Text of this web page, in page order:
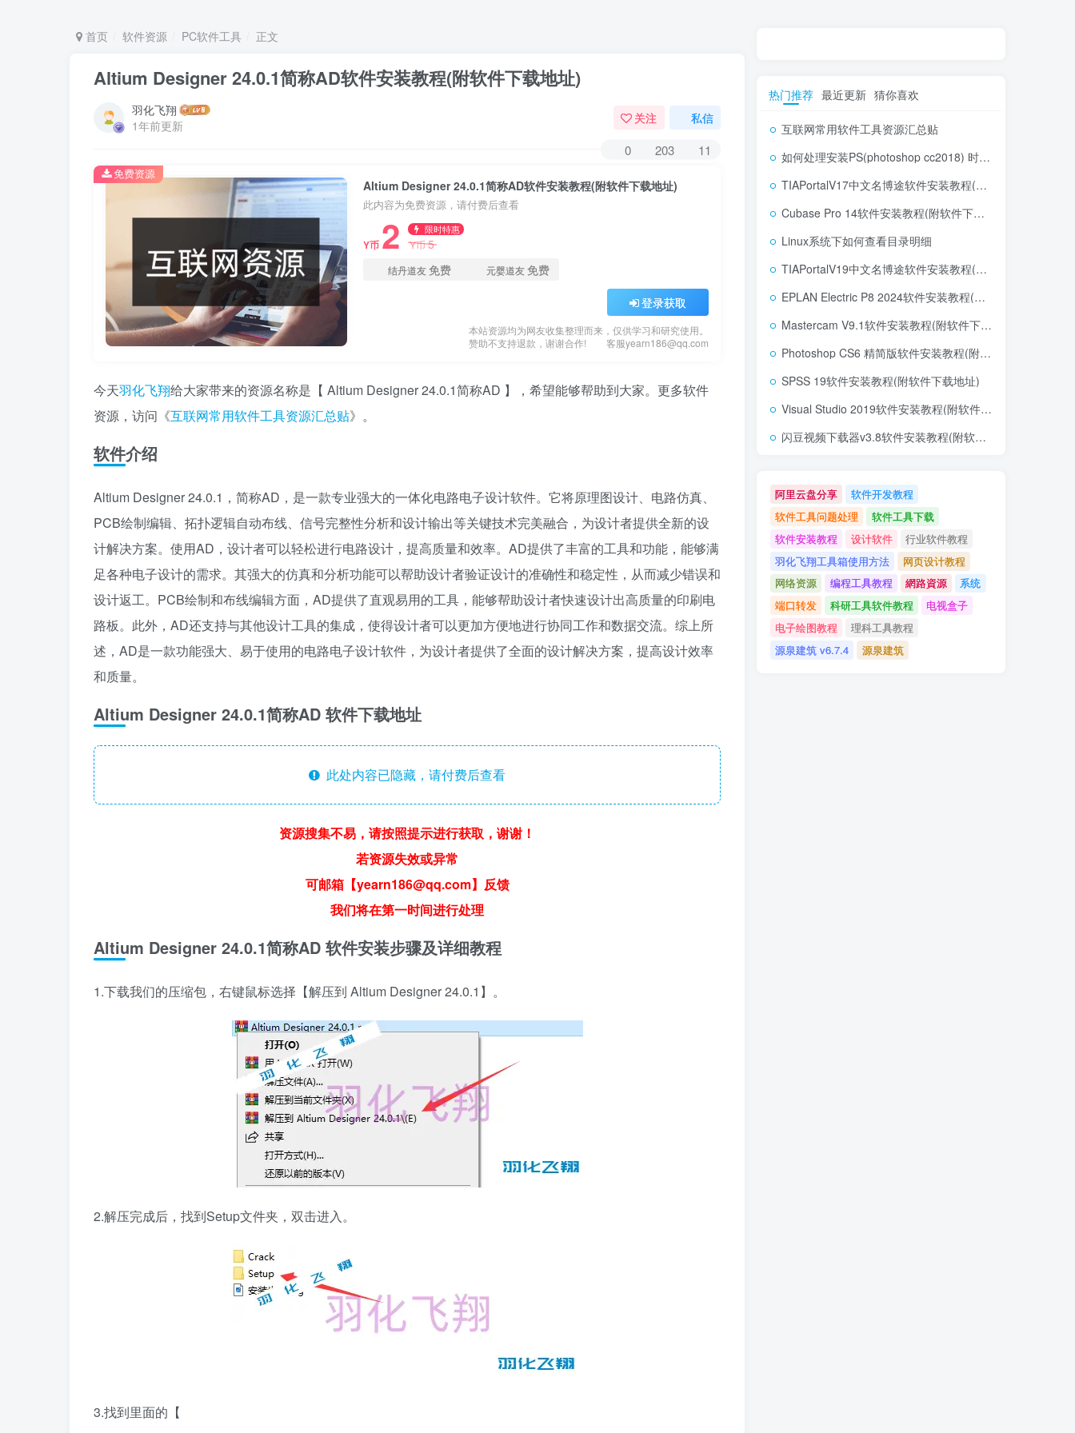
首页 软件资源 PC软件工具 正文
Altium Designer 24.0.1简称AD软件安装教程(附软件下载地址)
羽化飞翔
1年前更新
关注 私信
0 203 11
Altium Designer 24.0.1简称AD软件安装教程(附软件下载地址)
此内容为免费资源，请付费后查看
Y币 2 限时特惠
Y币5
结丹道友免费 元婴道友免费
登录获取
本站资源均为网友收集整理而来，仅供学习和研究使用。
赞助不支持退款，谢谢合作!
客服yearn186@qq.com
免费资源
今天羽化飞翔给大家带来的资源名称是【 Altium Designer 24.0.1简称AD 】，希望能够帮助到大家。更多软件
资源，访问《互联网常用软件工具资源汇总贴》。
软件介绍
Altium Designer 24.0.1，简称AD，是一款专业强大的一体化电路电子设计软件。它将原理图设计、电路仿真、
PCB绘制编辑、拓扑逻辑自动布线、信号完整性分析和设计输出等关键技术完美融合，为设计者提供全新的设
计解决方案。使用AD，设计者可以轻松进行电路设计，提高质量和效率。AD提供了丰富的工具和功能，能够满
足各种电子设计的需求。其强大的仿真和分析功能可以帮助设计者验证设计的准确性和稳定性，从而减少错误和
设计返工。PCB绘制和布线编辑方面，AD提供了直观易用的工具，能够帮助设计者快速设计出高质量的印刷电
路板。此外，AD还支持与其他设计工具的集成，使得设计者可以更加方便地进行协同工作和数据交流。综上所
述，AD是一款功能强大、易于使用的电路电子设计软件，为设计者提供了全面的设计解决方案，提高设计效率
和质量。
Altium Designer 24.0.1简称AD 软件下载地址
此处内容已隐藏，请付费后查看
资源搜集不易，请按照提示进行获取，谢谢！
若资源失效或异常
可邮箱【yearn186@qq.com】反馈
我们将在第一时间进行处理
Altium Designer 24.0.1简称AD 软件安装步骤及详细教程
1.下载我们的压缩包，右键鼠标选择【解压到 Altium Designer 24.0.1】。
2.解压完成后，找到Setup文件夹，双击进入。
3.找到里面的【
热门推荐 最近更新 猜你喜欢
互联网常用软件工具资源汇总贴
如何处理安装PS(photoshop cc2018) 时，提示系统或者IE浏览器需要升级
TIAPortalV17中文名博途软件安装教程(附软件下载地址)
Cubase Pro 14软件安装教程(附软件下载地址)
Linux系统下如何查看目录明细
TIAPortalV19中文名博途软件安装教程(附软件下载地址)
EPLAN Electric P8 2024软件安装教程(附软件下载地址)
Mastercam V9.1软件安装教程(附软件下载地址)
Photoshop CS6 精简版软件安装教程(附软件下载地址)
SPSS 19软件安装教程(附软件下载地址)
Visual Studio 2019软件安装教程(附软件下载地址)
闪豆视频下载器v3.8软件安装教程(附软件下载地址)
阿里云盘分享
软件开发教程
软件工具问题处理
软件工具下载
软件安装教程
设计软件
行业软件教程
羽化飞翔工具箱使用方法
网页设计教程
网络资源
编程工具教程 網路資源
系统
端口转发
科研工具软件教程
电视盒子
电子绘图教程
理科工具教程
源泉建筑 v6.7.4
源泉建筑